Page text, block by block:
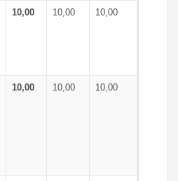
10,00 10,00 10,00
10,00 10,00 10,00